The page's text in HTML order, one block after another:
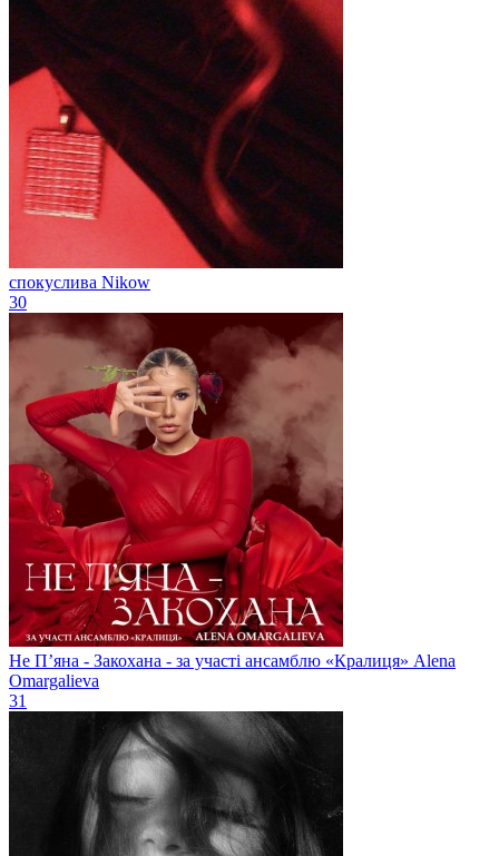
спокуслива Nikow
30
Не Пʼяна - Закохана - за участі ансамблю «Кралиця» Alena
Omargalieva
31